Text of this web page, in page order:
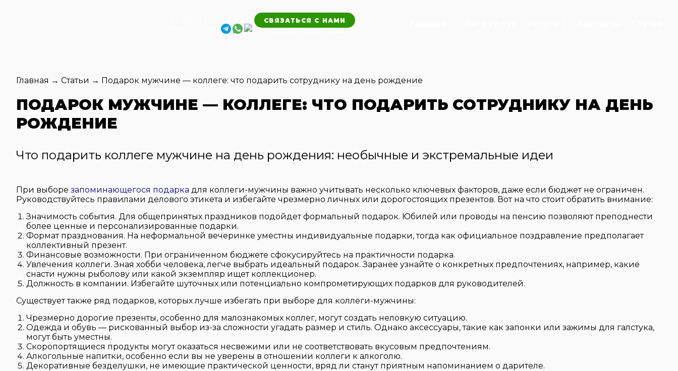
СВЯЗАТЬСЯ С НАМИ
Главная → Статьи → Подарок мужчине — коллеге: что подарить сотруднику на день рождение
ПОДАРОК МУЖЧИНЕ — КОЛЛЕГЕ: ЧТО ПОДАРИТЬ СОТРУДНИКУ НА ДЕНЬ
РОЖДЕНИЕ
Что подарить коллеге мужчине на день рождения: необычные и экстремальные идеи
При выборе запоминающегося подарка для коллеги-мужчины важно учитывать несколько ключевых факторов, даже если бюджет не ограничен.
Руководствуйтесь правилами делового этикета и избегайте чрезмерно личных или дорогостоящих презентов. Вот на что стоит обратить внимание:
Значимость события. Для общепринятых праздников подойдет формальный подарок. Юбилей или проводы на пенсию позволяют преподнести
более ценные и персонализированные подарки.
Формат празднования. На неформальной вечеринке уместны индивидуальные подарки, тогда как официальное поздравление предполагает
коллективный презент.
Финансовые возможности. При ограниченном бюджете сфокусируйтесь на практичности подарка.
Увлечения коллеги. Зная хобби человека, легче выбрать идеальный подарок. Заранее узнайте о конкретных предпочтениях, например, какие
снасти нужны рыболову или какой экземпляр ищет коллекционер.
Должность в компании. Избегайте шуточных или потенциально компрометирующих подарков для руководителей.
Существует также ряд подарков, которых лучше избегать при выборе для коллеги-мужчины:
Чрезмерно дорогие презенты, особенно для малознакомых коллег, могут создать неловкую ситуацию.
Одежда и обувь — рискованный выбор из-за сложности угадать размер и стиль. Однако аксессуары, такие как запонки или зажимы для галстука,
могут быть уместны.
Скоропортящиеся продукты могут оказаться несвежими или не соответствовать вкусовым предпочтениям.
Алкогольные напитки, особенно если вы не уверены в отношении коллеги к алкоголю.
Декоративные безделушки, не имеющие практической ценности, вряд ли станут приятным напоминанием о дарителе.